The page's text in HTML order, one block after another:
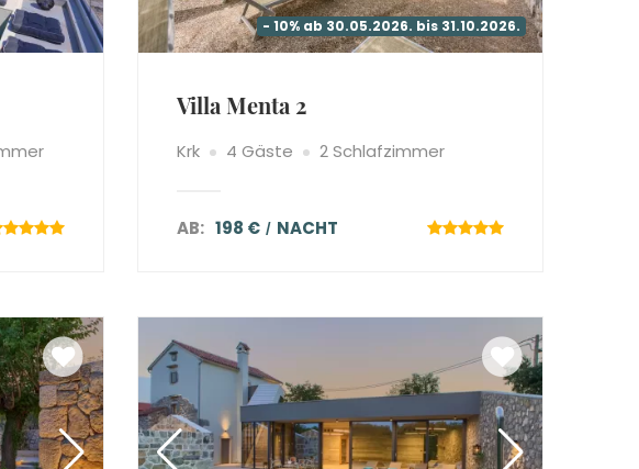
- 10% ab 30.05.2026. bis 31.10.2026.
Villa Menta 2
Krk 4 Gäste 2 Schlafzimmer
AB: 198 € NACHT